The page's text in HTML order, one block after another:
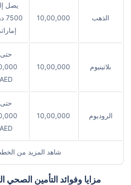
الذهب 10,00,000
يصل
بلاتينيوم 10,00,000
حتى
AED
الروديوم 10,00,000
حتى
AED
شاهد المزيد من
مزايا وفوائد التأمين الصحي